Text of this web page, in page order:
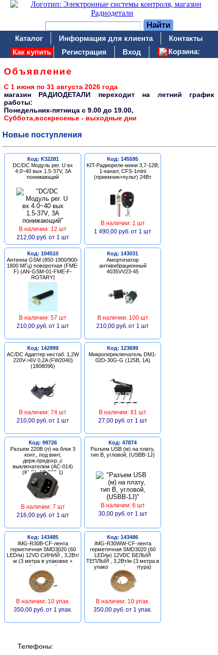
Каталог Информация для клиента
Контакты
Как купить
Регистрация Вход Корзина:
Объявление
С 1 июня по 31 августа 2026 года
магазин РАДИОДЕТАЛИ переходит на летний график
работы:
Понедельник-пятница c 9.00 до 19.00,
Суббота,воскресенье - выходные дни
Новые поступления
Код: К32281
DC/DC Модуль рег. U вх
4.0~40 вых 1.5-37V, 3A
понижающий
В наличии: 12 шт
212,00 руб. от 1 шт
Код: 145595
KIT-Радиореле-мини 3,7-12В;
1-канал; CFS-1mini
(приемник+пульт) 24Вт
В наличии: 1 шт
1 490,00 руб. от 1 шт
Код: 104510
Антенна GSM (850-1900/900-
1800 МГц) поворотная (FME-
F) (AN-GSM-01-FME-F-
ROTARY)
В наличии: 57 шт
210,00 руб. от 1 шт
Код: 143031
Амортизатор
антивибрационный
4035VV23-45
В наличии: 100 шт
210,00 руб. от 1 шт
Код: 142999
AC/DC Адаптер нестаб. 1,2W
220V->6V 0,2A (FW2040)
(1808096)
В наличии: 74 шт
210,00 руб. от 1 шт
Код: 123699
Микропереключатель DM1-
02D-30G-G (125В, 1А)
В наличии: 81 шт
27,00 руб. от 1 шт
Код: 99726
Разъем 220В (п) на блок 3
конт., под винт,
держ.предохр.,с
выключателем (AC-014)
(KLS1-AS-303-1)
В наличии: 7 шт
216,00 руб. от 1 шт
Код: 47874
Разъем USB (м) на плату,
тип В, угловой, (USBB-1J)
В наличии: 6 шт
30,00 руб. от 1 шт
Код: 143485
IMG-R30B-CF-лента
герметичная SMD3020 (60
LED/м) 12VD СИНИЙ , 3,2Вт/
м (3 метра в упаковке +
фурнитура)
В наличии: 10 упак.
350,00 руб. от 1 упак.
Код: 143486
IMG-R30WW-CF-лента
герметичная SMD3020 (60
LED/м) 12VDC БЕЛЫЙ
ТЕПЛЫЙ , 3,2Вт/м (3 метра в
упаковке + фурнитура)
В наличии: 10 упак.
350,00 руб. от 1 упак.
Телефоны: